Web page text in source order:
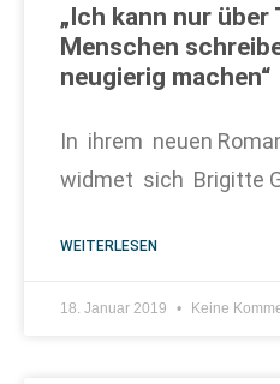
„Ich kann nur
Menschen
neugierig machen“
In ihrem neuen
widmet sich Brigitte
WEITERLESEN
18. Januar 2019 Keine